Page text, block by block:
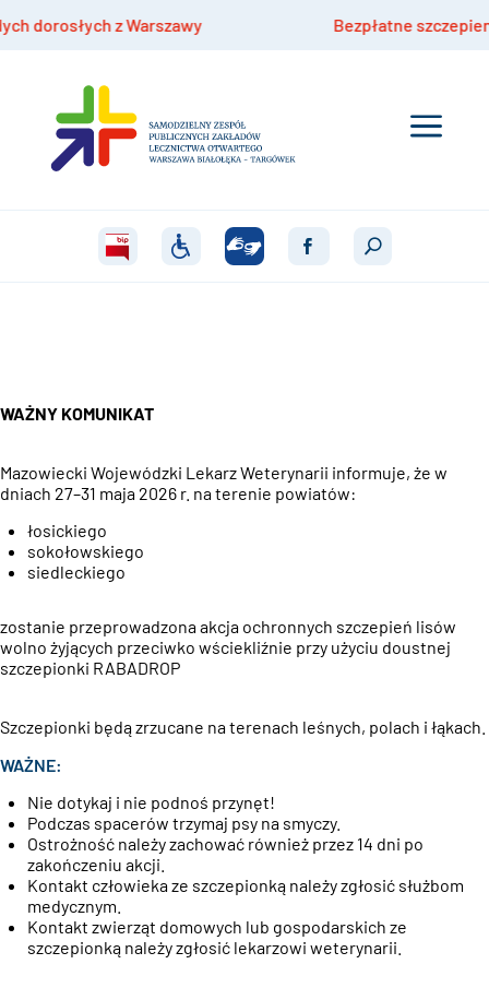
z Warszawy Bezpłatne szczepienia hpv
WAŻNY KOMUNIKAT
Mazowiecki Wojewódzki Lekarz Weterynarii informuje, że w
dniach 27–31 maja 2026 r. na terenie powiatów:
łosickiego
sokołowskiego
siedleckiego
zostanie przeprowadzona akcja ochronnych szczepień lisów
wolno żyjących przeciwko wściekliźnie przy użyciu doustnej
szczepionki RABADROP
Szczepionki będą zrzucane na terenach leśnych, polach i łąkach.
WAŻNE:
Nie dotykaj i nie podnoś przynęt!
Podczas spacerów trzymaj psy na smyczy.
Ostrożność należy zachować również przez 14 dni po
zakończeniu akcji.
Kontakt człowieka ze szczepionką należy zgłosić służbom
medycznym.
Kontakt zwierząt domowych lub gospodarskich ze
szczepionką należy zgłosić lekarzowi weterynarii.